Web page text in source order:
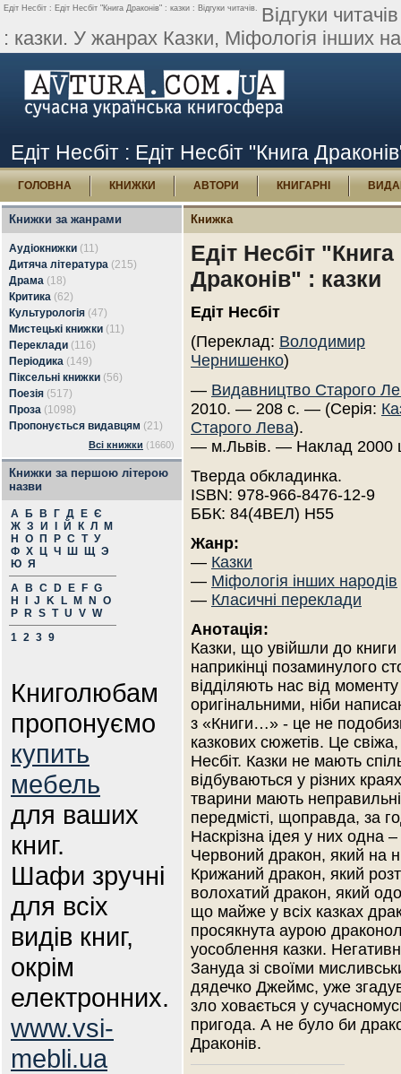
Едіт Несбіт : Едіт Несбіт "Книга Драконів" : казки : Відгуки читачів. Відгуки
: казки. У жанрах Казки, Міфологія інших
Едіт Несбіт : Едіт Несбіт "Книга
ГОЛОВНА КНИЖКИ АВТОРИ КНИГАРНІ
Книжки за жанрами
Аудіокнижки (11)
Дитяча література (215)
Драма (18)
Критика (62)
Культурологія (47)
Мистецькі книжки (11)
Переклади (116)
Періодика (149)
Піксельні книжки (56)
Поезія (517)
Проза (1098)
Пропонується видавцям (21)
Всі книжки (1660)
Книжки за першою літерою
назви
А Б В Г Д Е Є
Ж З И Й К Л
М
Н
О П Р С Т У
Ф Х Ц Ч Ш Щ Э
Ю Я
A
B C D E F G
H
J K L M N
O
P
R S T U V W
1 2 3 9
Книголюбам
пропонуємо
купить
мебель
для ваших
книг.
Шафи зручні
для всіх
видів книг,
окрім
електронних.
www.vsi-
mebli.ua
Книжка
Едіт Несбіт "Книга
Драконів" : казки
Едіт Несбіт
(Переклад: Володимир
Чернишенко)
— Видавництво Старого
2010. — 208 с. — (Серія:
Старого Лева).
— м.Львів. — Наклад 2000
Тверда обкладинка.
ISBN: 978-966-8476-12-9
ББК: 84(4ВЕЛ) Н55
Жанр:
— Казки
— Міфологія інших народів
— Класичні переклади
Анотація:
Казки, що увійшли до книги
наприкінці позаминулого
відділяють нас від
оригінальними, ніби
з «Книги…» - це не
казкових сюжетів. Це свіжа,
Несбіт. Казки не мають
відбуваються у різних
тварини мають
передмісті, щоправда, за
Наскрізна ідея у них одна
Червоний дракон, який на
Крижаний дракон, який
волохатий дракон, який
що майже у всіх казках
просякнута аурою
уособлення казки.
Зануда зі своїми
дядечко Джеймс, уже
зло ховається у
пригода. А не було би
Драконів.